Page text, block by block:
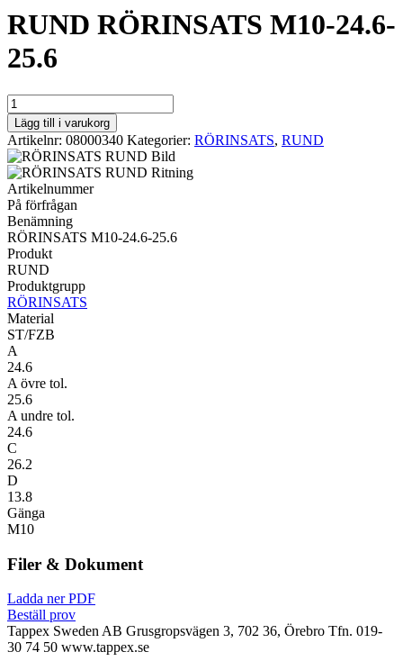
RUND RÖRINSATS M10-24.6-
25.6
RUND
RÖRINSATS
M10-
24.6-
25.6
mängd
Lägg till i varukorg
Artikelnr: 08000340 Kategorier: RÖRINSATS, RUND
Artikelnummer
På förfrågan
Benämning
RÖRINSATS M10-24.6-25.6
Produkt
RUND
Produktgrupp
RÖRINSATS
Material
ST/FZB
A
24.6
A övre tol.
25.6
A undre tol.
24.6
C
26.2
D
13.8
Gänga
M10
Filer & Dokument
Ladda ner PDF
Beställ prov
Tappex Sweden AB Grusgropsvägen 3, 702 36, Örebro Tfn. 019-
30 74 50 www.tappex.se